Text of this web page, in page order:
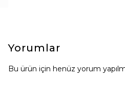
Yorumlar
Bu ürün için henüz yorum